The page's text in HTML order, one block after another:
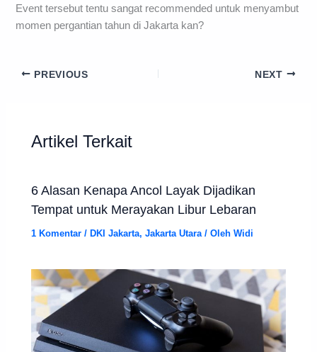
Event tersebut tentu sangat recommended untuk menyambut
momen pergantian tahun di Jakarta kan?
PREVIOUS NEXT
Artikel Terkait
6 Alasan Kenapa Ancol Layak Dijadikan
Tempat untuk Merayakan Libur Lebaran
1 Komentar / DKI Jakarta,Jakarta Utara/ OlehWidi